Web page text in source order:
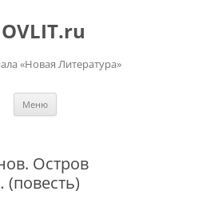
«Новая Литература»
Меню
Остров